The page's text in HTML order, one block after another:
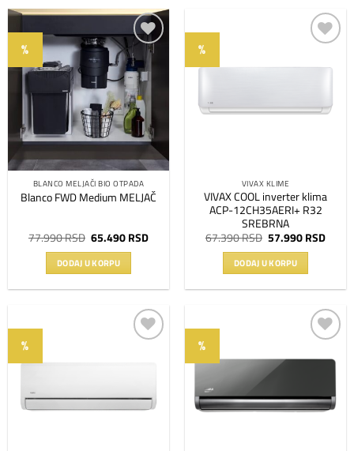
%
Dodaj
na
listu
želja
BLANCO MELJAČI BIO OTPADA
Blanco FWD Medium MELJAČ
77.990RSD Originalna
cena
je
bila:
77.990 RSD.
65.490 RSDTrenutna
DODAJ U KORPU
%
na
želja
VIVAX KLIME
VIVAX COOL inverter klima
ACP-12CH35AERI+ R32
SREBRNA
67.390RSD Originalna
cena
je
bila:
67.390 RSD.
57.990 RSD
DODAJ U KORPU
%
želja
%
Dodaj
želja